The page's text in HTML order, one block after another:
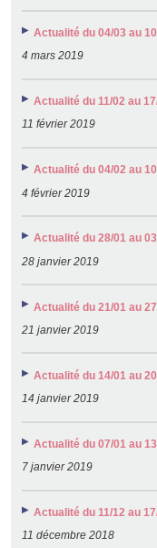
Actualité du 04/03 au
4 mars 2019
Actualité du 11/02 au
11 février 2019
Actualité du 04/02 au
4 février 2019
Actualité du 28/01 au
28 janvier 2019
Actualité du 21/01 au
21 janvier 2019
Actualité du 14/01 au
14 janvier 2019
Actualité du 07/01 au
7 janvier 2019
Actualité du 11/12 au
11 décembre 2018